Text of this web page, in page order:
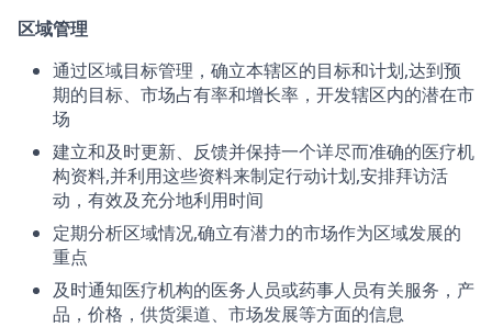
区域管理
通过区域目标管理，确立本辖区的目标和计划,达到预
期的目标、市场占有率和增长率，开发辖区内的潜在市
场
建立和及时更新、反馈并保持一个详尽而准确的医疗机
构资料,并利用这些资料来制定行动计划,安排拜访活
动，有效及充分地利用时间
定期分析区域情况,确立有潜力的市场作为区域发展的
重点
及时通知医疗机构的医务人员或药事人员有关服务，产
品，价格，供货渠道、市场发展等方面的信息